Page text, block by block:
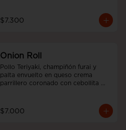
$7.300
Onion Roll
Pollo Teriyaki, champiñón furai y
palta envuelto en queso crema
parrillero coronado con cebollita
$7.000